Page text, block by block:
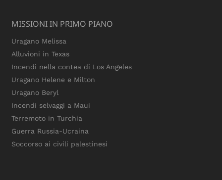
MISSIONI IN PRIMO PIANO
Uragano Melissa
Alluvioni in Texas
Incendi nella contea di Los Angeles
Uragano Helene e Milton
Uragano Beryl
Incendi selvaggi a Maui
Terremoto in Turchia
Guerra Russia-Ucraina
Soccorso ai civili palestinesi